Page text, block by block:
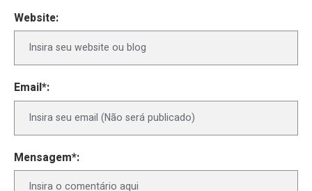
Website:
Email*:
Mensagem*: